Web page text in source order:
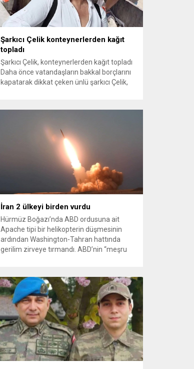
Şarkıcı Çelik konteynerlerden kağıt
topladı
Şarkıcı Çelik, konteynerlerden kağıt topladı
Daha önce vatandaşların bakkal borçlarını
kapatarak dikkat çeken ünlü şarkıcı Çelik,
kağıt toplayarak geçimini sağlayan Serpil
konteynerlerden kağıt topladı. Ünlü şarkıcı
Çelik, Samsun’un İlkadım ilçesinde çöpten
İran 2 ülkeyi birden vurdu
Hürmüz Boğazı’nda ABD ordusuna ait
Apache tipi bir helikopterin düşmesinin
ardından Washington-Tahran hattında
gerilim zirveye tırmandı. ABD’nin “meşru
vurmasına, İran Devrim Muhafızları
Bahreyn ve Ürdün’deki Amerikan askeri
üslerini hedef alarak sert karşılık verdi.
Tahran, yeni bir ABD saldırısına anında
yanıt verileceğini duyurdu....